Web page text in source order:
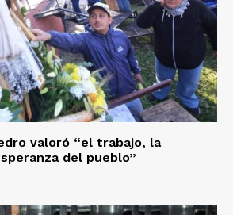
valoró “el trabajo, la
del pueblo”